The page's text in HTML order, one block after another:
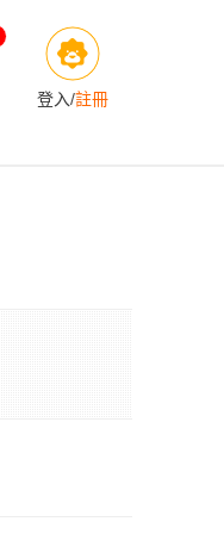
登入/註冊